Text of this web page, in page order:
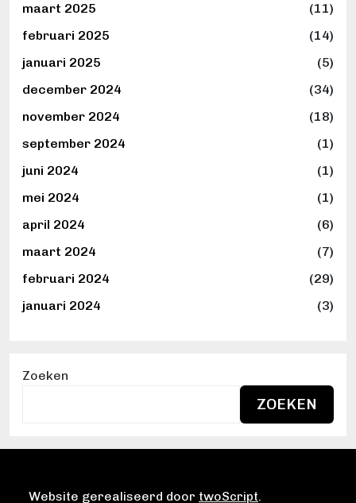
maart 2025
(11)
februari 2025
(14)
januari 2025
(5)
december 2024
(34)
november 2024
(18)
september 2024
(1)
juni 2024
(1)
mei 2024
(1)
april 2024
(6)
maart 2024
(7)
februari 2024
(29)
januari 2024
(3)
Zoeken
ZOEKEN
Website gerealiseerd door twoScript.